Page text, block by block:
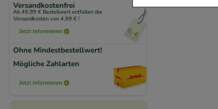
Versandkostenfrei
Ab 49,99 € Bestellwert entfallen die
Versandkosten von 4,99 € !
Jetzt informieren
Ohne Mindestbestellwert!
Mögliche Zahlarten
Jetzt informieren